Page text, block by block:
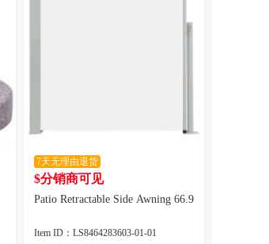
7天无理由退货
$分销商可见
Patio Retractable Side Awning 66.9
Item ID：LS8464283603-01-01